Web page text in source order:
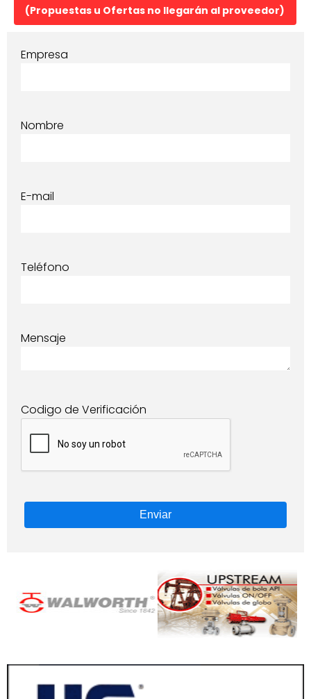
(Propuestas u Ofertas no llegarán al proveedor)
Empresa
Nombre
E-mail
Teléfono
Mensaje
Codigo de Verificación
Enviar